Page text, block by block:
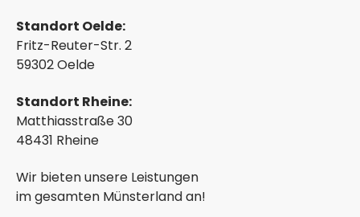
Standort Oelde:
Fritz-Reuter-Str. 2
59302 Oelde
Standort Rheine:
Matthiasstraße 30
48431 Rheine
Wir bieten unsere Leistungen
im gesamten Münsterland an!